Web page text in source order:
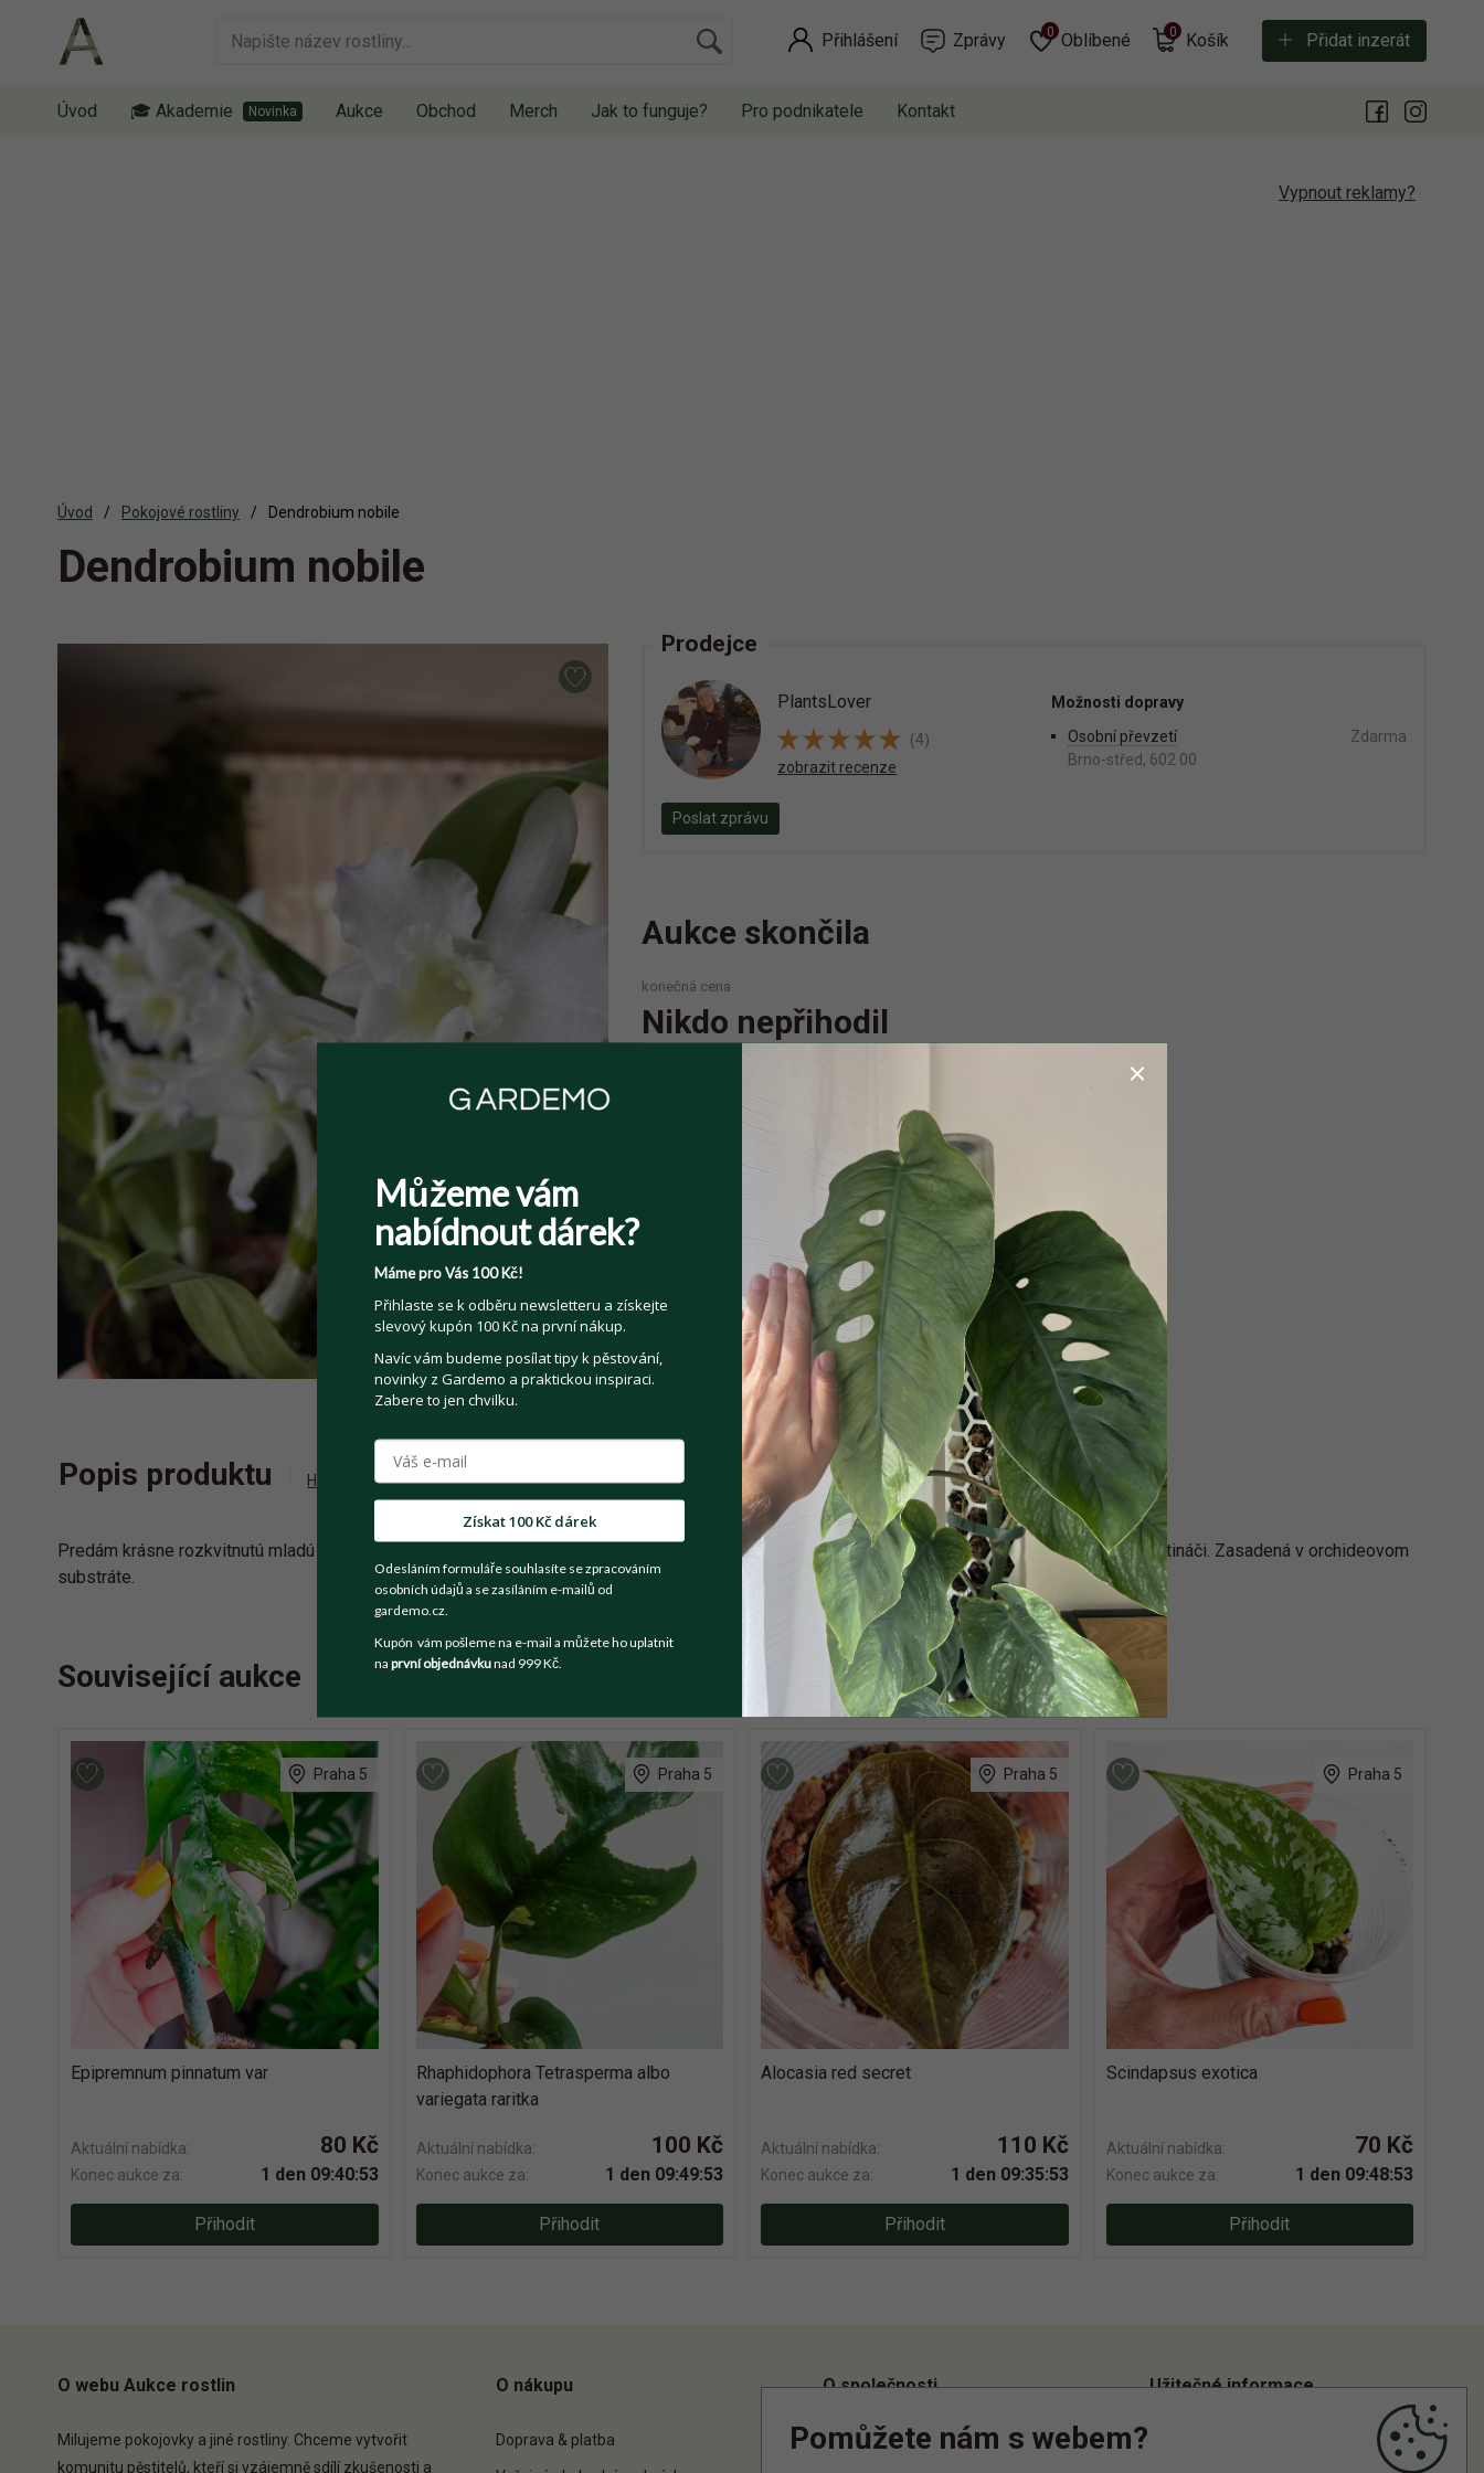
Přihlášení Zprávy Oblíbené
0 Košík
0 Přidat inzerát
Úvod 🎓 Akademie Aukce Obchod Merch Jak to funguje? Pro podnikatele Kontakt
Vypnout reklamy?
Úvod Pokojové rostliny Dendrobium nobile
Dendrobium nobile
Prodejce
PlantsLover
(4)
zobrazit recenze
Poslat zprávu
Možnosti dopravy
Osobní převzetí
Brno-střed, 602 00
Zdarma
Aukce skončila
konečná cena
Nikdo nepřihodil
Twitter Email
Kategorie: Pokojové rostliny
Popis produktu Historie příhozů Zeptat se prodejce
Predám krásne rozkvitnutú mladú rastlinku orchidei Dendrobium nobile ktorú som vypestovala z odrezkov mojej veľkej rastliny. Viac rastlín v kvetináči. Zasadená v orchideovom
substráte.
Související aukce
Praha 5
Epipremnum pinnatum var
Aktuální nabídka: 80 Kč
Konec aukce za: 1 den 09:40:52
Přihodit
Praha 5
Rhaphidophora Tetrasperma albo
variegata raritka
Aktuální nabídka: 100 Kč
Konec aukce za: 1 den 09:49:52
Přihodit
Praha 5
Alocasia red secret
Aktuální nabídka: 110 Kč
Konec aukce za: 1 den 09:35:52
Přihodit
Praha 5
Scindapsus exotica
Aktuální nabídka: 70 Kč
Konec aukce za: 1 den 09:48:52
Přihodit
O webu Aukce rostlin
Milujeme pokojovky a jiné rostliny. Chceme vytvořit
komunitu pěstitelů, kteří si vzájemně sdílí zkušenosti a
O nákupu
Doprava & platba
O společnosti
O nás
Užitečné informace
Informace o zpracování osobních údajů
Pomůžete nám s webem?
Můžeme vám
nabídnout dárek?
Máme pro Vás 100 Kč!
Přihlaste se k odběru newsletteru a získejte
slevový kupón 100 Kč na první nákup.
Navíc vám budeme posílat tipy k pěstování,
novinky z Gardemo a praktickou inspiraci.
Zabere to jen chvilku.
Získat 100 Kč dárek
Odesláním formuláře souhlasíte se zpracováním
osobních údajů a se zasíláním e-mailů od
gardemo.cz.
Kupón vám pošleme na e-mail a můžete ho uplatnit
na první objednávkunad 999 Kč.